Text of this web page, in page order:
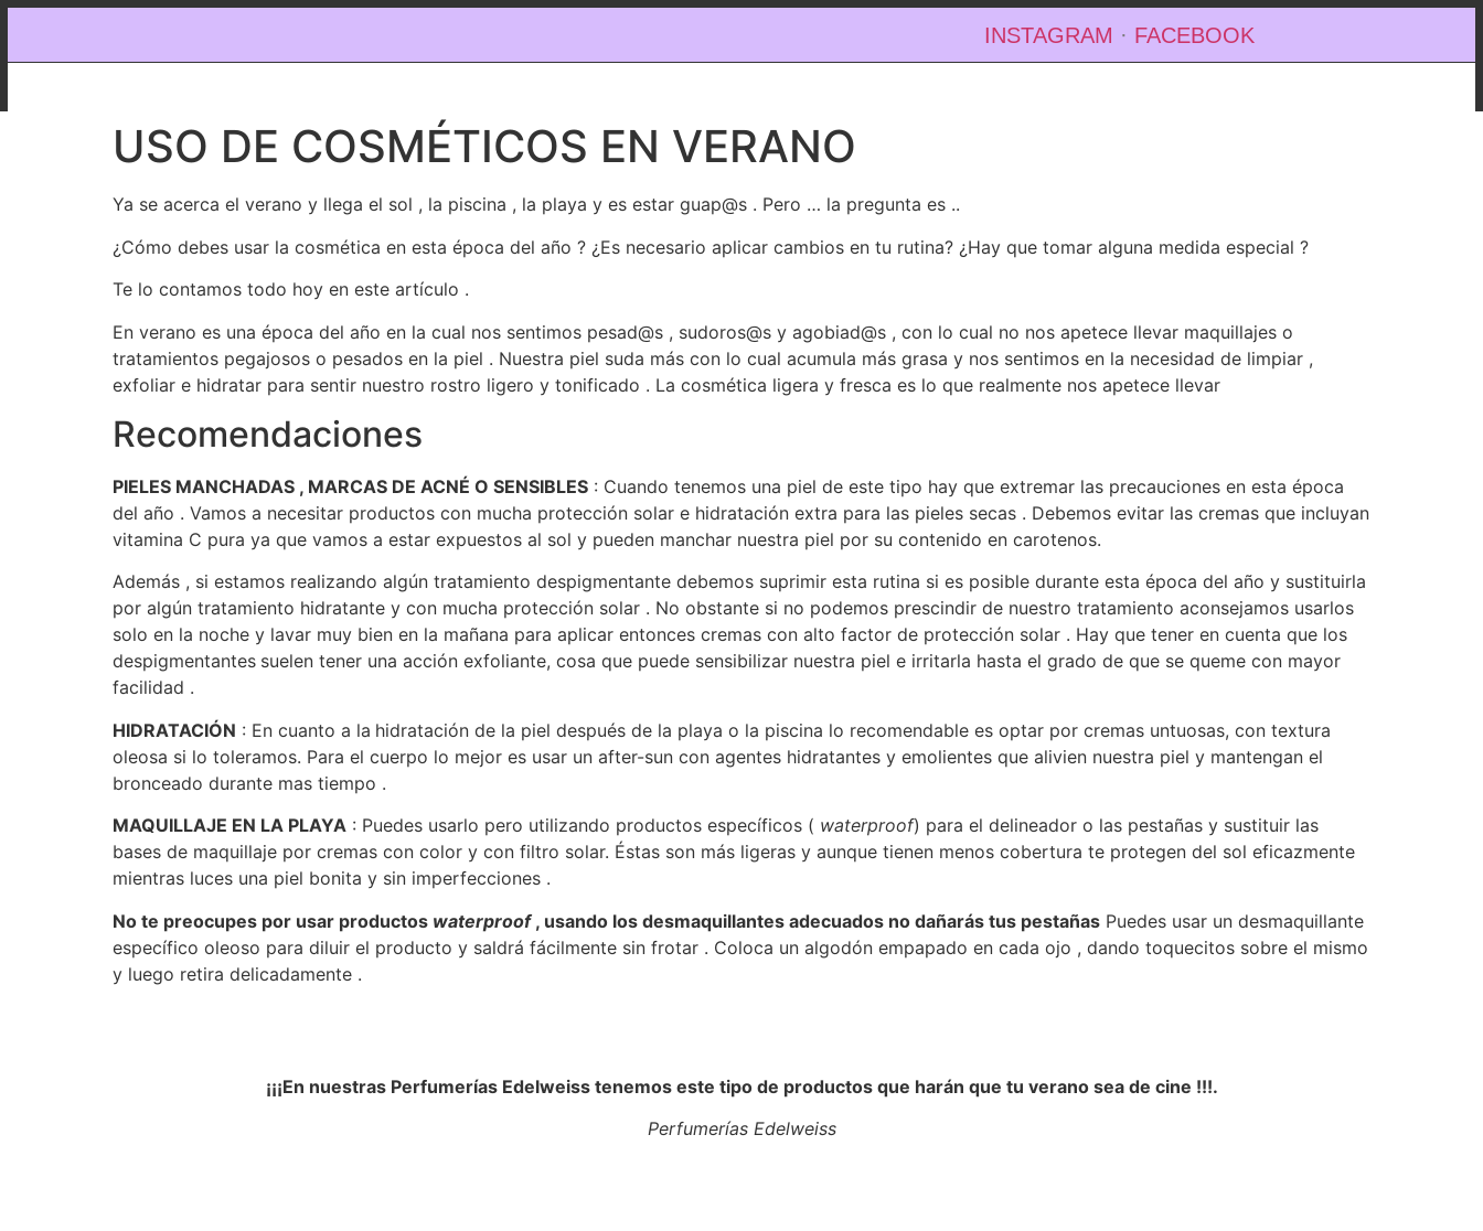
INSTAGRAM · FACEBOOK
USO DE COSMÉTICOS EN VERANO
Ya se acerca el verano y llega el sol , la piscina , la playa y es estar guap@s . Pero … la pregunta es ..
¿Cómo debes usar la cosmética en esta época del año ? ¿Es necesario aplicar cambios en tu rutina? ¿Hay que tomar alguna medida especial ?
Te lo contamos todo hoy en este artículo .
En verano es una época del año en la cual nos sentimos pesad@s , sudoros@s y agobiad@s , con lo cual no nos apetece llevar maquillajes o
tratamientos pegajosos o pesados en la piel . Nuestra piel suda más con lo cual acumula más grasa y nos sentimos en la necesidad de limpiar ,
exfoliar e hidratar para sentir nuestro rostro ligero y tonificado . La cosmética ligera y fresca es lo que realmente nos apetece llevar
Recomendaciones
PIELES MANCHADAS , MARCAS DE ACNÉ O SENSIBLES : Cuando tenemos una piel de este tipo hay que extremar las precauciones en esta época
del año . Vamos a necesitar productos con mucha protección solar e hidratación extra para las pieles secas . Debemos evitar las cremas que incluyan
vitamina C pura ya que vamos a estar expuestos al sol y pueden manchar nuestra piel por su contenido en carotenos.
Además , si estamos realizando algún tratamiento despigmentante debemos suprimir esta rutina si es posible durante esta época del año y sustituirla
por algún tratamiento hidratante y con mucha protección solar . No obstante si no podemos prescindir de nuestro tratamiento aconsejamos usarlos
solo en la noche y lavar muy bien en la mañana para aplicar entonces cremas con alto factor de protección solar . Hay que tener en cuenta que los
despigmentantes suelen tener una acción exfoliante, cosa que puede sensibilizar nuestra piel e irritarla hasta el grado de que se queme con mayor
facilidad .
HIDRATACIÓN : En cuanto a la hidratación de la piel después de la playa o la piscina lo recomendable es optar por cremas untuosas, con textura
oleosa si lo toleramos. Para el cuerpo lo mejor es usar un after-sun con agentes hidratantes y emolientes que alivien nuestra piel y mantengan el
bronceado durante mas tiempo .
MAQUILLAJE EN LA PLAYA : Puedes usarlo pero utilizando productos específicos ( waterproof) para el delineador o las pestañas y sustituir las
bases de maquillaje por cremas con color y con filtro solar. Éstas son más ligeras y aunque tienen menos cobertura te protegen del sol eficazmente
mientras luces una piel bonita y sin imperfecciones .
No te preocupes por usar productos waterproof, usando los desmaquillantes adecuados no dañarás tus pestañas Puedes usar un desmaquillante
específico oleoso para diluir el producto y saldrá fácilmente sin frotar . Coloca un algodón empapado en cada ojo , dando toquecitos sobre el mismo
y luego retira delicadamente .
¡¡¡En nuestras Perfumerías Edelweiss tenemos este tipo de productos que harán que tu verano sea de cine !!!.
Perfumerías Edelweiss